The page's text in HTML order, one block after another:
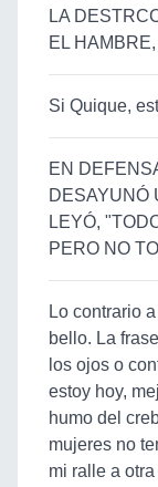
LA
EL
Si Quique,
EN
DESAYUNÓ
LEYÓ,
PERO NO
Lo contrario
bello. La
los ojos o
estoy hoy,
humo del
mujeres no
mi ralle a